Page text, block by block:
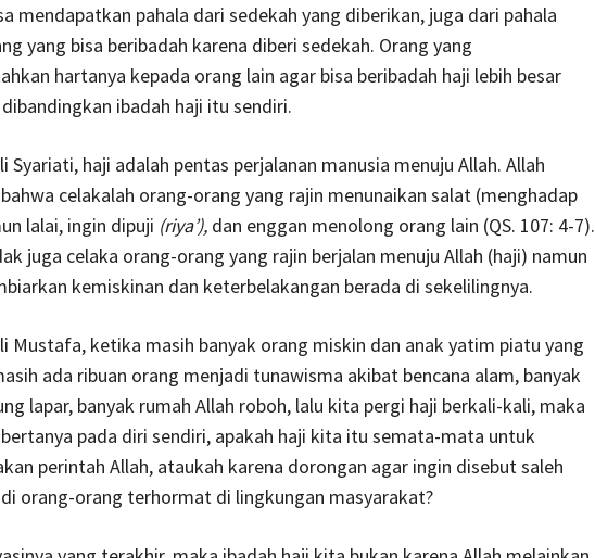
mendapatkan pahala dari sedekah yang diberikan, juga dari pahala
yang bisa beribadah karena diberi sedekah. Orang yang
hartanya kepada orang lain agar bisa beribadah haji lebih besar
ibadah haji itu sendiri.
Syariati, haji adalah pentas perjalanan manusia menuju Allah. Allah
celakalah orang-orang yang rajin menunaikan salat (menghadap
lalai, ingin dipuji (riya’),dan enggan menolong orang lain (QS. 107: 4-7).
juga celaka orang-orang yang rajin berjalan menuju Allah (haji) namun
kemiskinan dan keterbelakangan berada di sekelilingnya.
Mustafa, ketika masih banyak orang miskin dan anak yatim piatu yang
ada ribuan orang menjadi tunawisma akibat bencana alam, banyak
lapar, banyak rumah Allah roboh, lalu kita pergi haji berkali-kali, maka
pada diri sendiri, apakah haji kita itu semata-mata untuk
perintah Allah, ataukah karena dorongan agar ingin disebut saleh
orang-orang terhormat di lingkungan masyarakat?